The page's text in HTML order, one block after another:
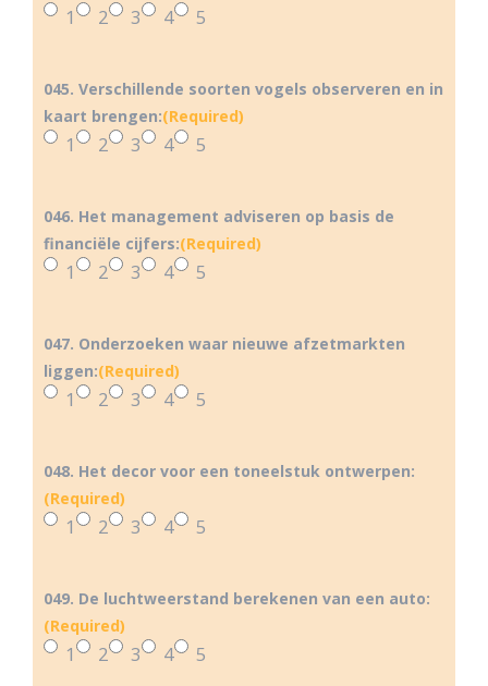
1 2 3 4 5
045. Verschillende soorten vogels observeren en in
kaart brengen:(Required)
1 2 3 4 5
046. Het management adviseren op basis de
financiële cijfers:(Required)
1 2 3 4 5
047. Onderzoeken waar nieuwe afzetmarkten
liggen:(Required)
1 2 3 4 5
048. Het decor voor een toneelstuk ontwerpen:
(Required)
1 2 3 4 5
049. De luchtweerstand berekenen van een auto:
(Required)
1 2 3 4 5